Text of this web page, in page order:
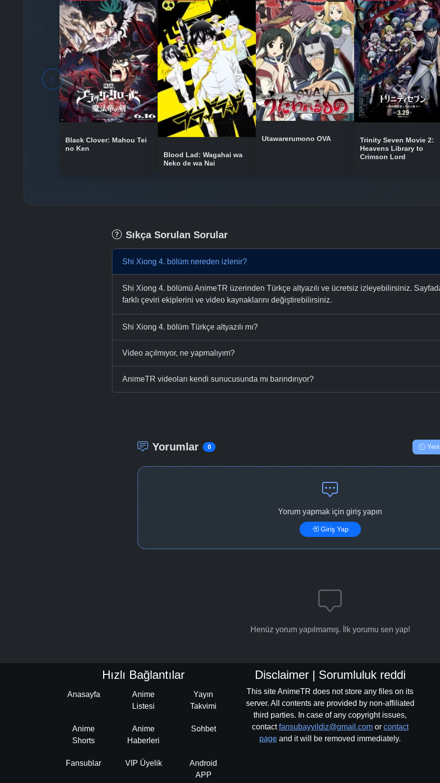
-
Black Clover: Mahou Tei
no Ken
Blood Lad: Wagahai wa
Neko de wa Nai
Utawarerumono OVA
Trinity Seven Movie 2:
Heavens Library to
Crimson Lord
Sıkça Sorulan Sorular
Shi Xiong 4. bölüm nereden izlenir?
Shi Xiong 4. bölümü AnimeTR üzerinden Türkçe altyazılı ve ücretsiz izleyebilirsiniz.
farklı çeviri ekiplerini ve video kaynaklarını değiştirebilirsiniz.
Shi Xiong 4. bölüm Türkçe altyazılı mı?
Video açılmıyor, ne yapmalıyım?
AnimeTR videoları kendi sunucusunda mı barındırıyor?
Yorumlar 0 Yeni
Yorum yapmak için giriş yapın
Giriş Yap
Henüz yorum yapılmamış. İlk yorumu sen yap!
Hızlı Bağlantılar
Anasayfa
Anime
Listesi
Yayın
Takvimi
Anime
Shorts
Anime
Haberleri
Sohbet
Fansublar VIP Üyelik
Android
APP
Disclaimer | Sorumluluk reddi
This site AnimeTR does not store any files on its
server. All contents are provided by non-affiliated
third parties. In case of any copyright issues,
contactfansubayyildiz@gmail.comor contact
page and it will be removed immediately.